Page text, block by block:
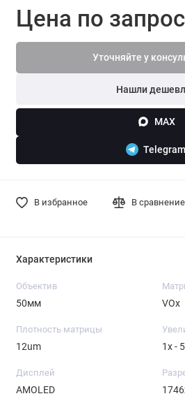
Цена по
Уточняйте у
Нашли
MAX
Telegram
В избранное В сравнение
Характеристики
Объектив
50мм VOx
Плотность матрицы
12um 1x -
Дисплей
AMOLED